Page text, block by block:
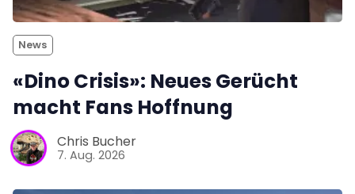
News
«Dino Crisis»: Neues Gerücht
macht Fans Hoffnung
Chris Bucher
7. Aug. 2026